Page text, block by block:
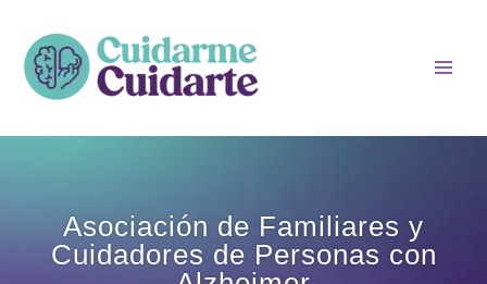
contenido
Asociación de Familiares y
Cuidadores de Personas con